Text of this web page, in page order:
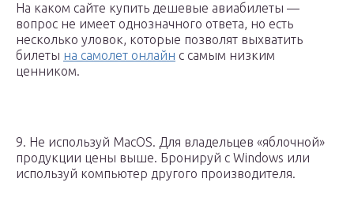
На каком сайте купить дешевые авиабилеты —
вопрос не имеет однозначного ответа, но есть
несколько уловок, которые позволят выхватить
билеты на самолет онлайн с самым низким
ценником.
9. Не используй MacOS. Для владельцев «яблочной»
продукции цены выше. Бронируй с Windows или
используй компьютер другого производителя.